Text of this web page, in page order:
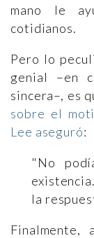
mano le
cotidianos.
Pero lo
genial –en
sincera–, es
sobre el
Lee aseguró:
"No
la
Finalmente,